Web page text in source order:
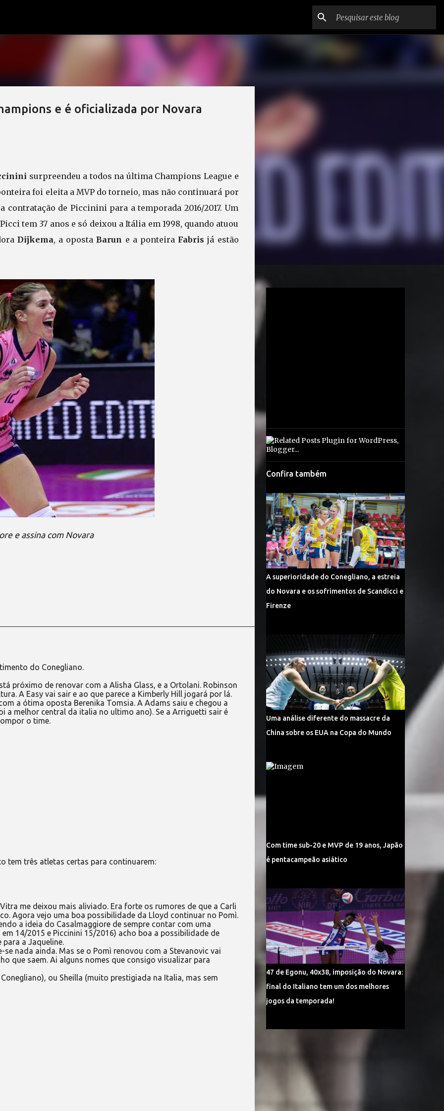
e é oficializada por Novara
surpreendeu a todos na última Champions League e
foi eleita a MVP do torneio, mas não continuará por
de Piccinini para a temporada 2016/2017. Um
tem 37 anos e só deixou a Itália em 1998, quando atuou
Dijkema, a opostaBarun e a ponteira Fabris já estão
e assina com Novara
do Conegliano.
próximo de renovar com a Alisha Glass, e a Ortolani. Robinson
A Easy vai sair e ao que parece a Kimberly Hill jogará por lá.
a ótima oposta Berenika Tomsia. A Adams saiu e chegou a
a melhor central da italia no ultimo ano). Se a Arriguetti sair é
o time.
tem três atletas certas para continuarem:
me deixou mais aliviado. Era forte os rumores de que a Carli
Agora vejo uma boa possibilidade da Lloyd continuar no Pomì.
a ideia do Casalmaggiore de sempre contar com uma
14/2015 e Piccinini 15/2016) acho boa a possibilidade de
a Jaqueline.
se nada ainda. Mas se o Pomì renovou com a Stevanovic vai
que saem. Ai alguns nomes que consigo visualizar para
ou Sheilla (muito prestigiada na Italia, mas sem
Confira também
A superioridade do Conegliano, a estreia
do Novara e os sofrimentos de Scandicci e
Firenze
Uma análise diferente do massacre da
China sobre os EUA na Copa do Mundo
Com time sub-20 e MVP de 19 anos, Japão
é pentacampeão asiático
47 de Egonu, 40x38, imposição do Novara:
final do Italiano tem um dos melhores
jogos da temporada!